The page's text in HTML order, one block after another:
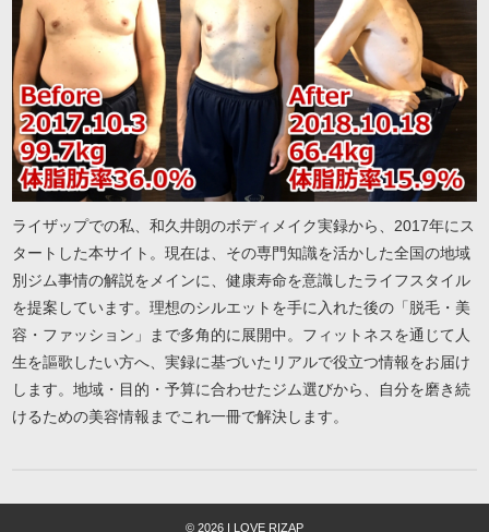
ライザップでの私、和久井朗のボディメイク実録から、2017年にス
タートした本サイト。現在は、その専門知識を活かした全国の地域
別ジム事情の解説をメインに、健康寿命を意識したライフスタイル
を提案しています。理想のシルエットを手に入れた後の「脱毛・美
容・ファッション」まで多角的に展開中。フィットネスを通じて人
生を謳歌したい方へ、実録に基づいたリアルで役立つ情報をお届け
します。地域・目的・予算に合わせたジム選びから、自分を磨き続
けるための美容情報までこれ一冊で解決します。
© 2026 I LOVE RIZAP